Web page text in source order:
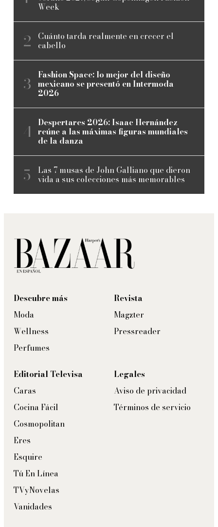
Week
Cuánto tarda realmente en crecer el
cabello
Fashion Space: lo mejor del diseño
mexicano se presentó en Intermoda
2026
Despertares 2026: Isaac Hernández
reúne a las máximas figuras mundiales
de la danza
Las 7 musas de John Galliano que dieron
vida a sus colecciones más memorables
Descubre más
Moda
Wellness
Perfumes
Revista
Magzter
Pressreader
Editorial Televisa
Caras
Cocina Fácil
Cosmopolitan
Eres
Esquire
Tú En Línea
TVyNovelas
Vanidades
Legales
Aviso de privacidad
Términos de servicio